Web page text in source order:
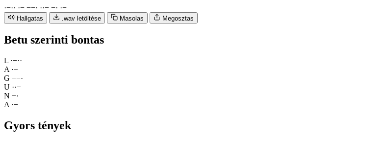
·−·· ·− −−· ··− −· ·−
Hallgatas .wav letöltése Masolas Megosztas
Betu szerinti bontas
L ·−··
A ·−
G −−·
U ··−
N −·
A ·−
Gyors tények